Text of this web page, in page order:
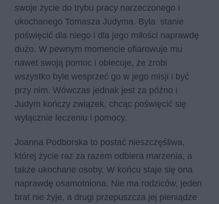
swoje życie do trybu pracy narzeczonego i
ukochanego Tomasza Judyma. Była stanie
poświęcić dla niego i dla jego miłości naprawdę
dużo. W pewnym momencie ofiarowuje mu
nawet swoją pomoc i obiecuje, że zrobi
wszystko byle wesprzeć go w jego misji i być
przy nim. Wówczas jednak jest za późno i
Judym kończy związek, chcąc poświęcić się
wyłącznie leczeniu i pomocy.
Joanna Podborska to postać nieszczęśliwa,
której życie raz za razem odbiera marzenia, a
także ukochane osoby. W końcu staje się ona
naprawdę osamotniona. Nie ma rodziców, jeden
brat nie żyje, a drugi przepuszcza jej pieniądze